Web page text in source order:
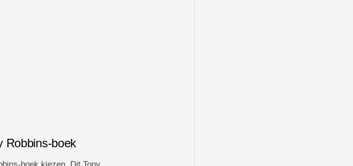
Robbins-boek